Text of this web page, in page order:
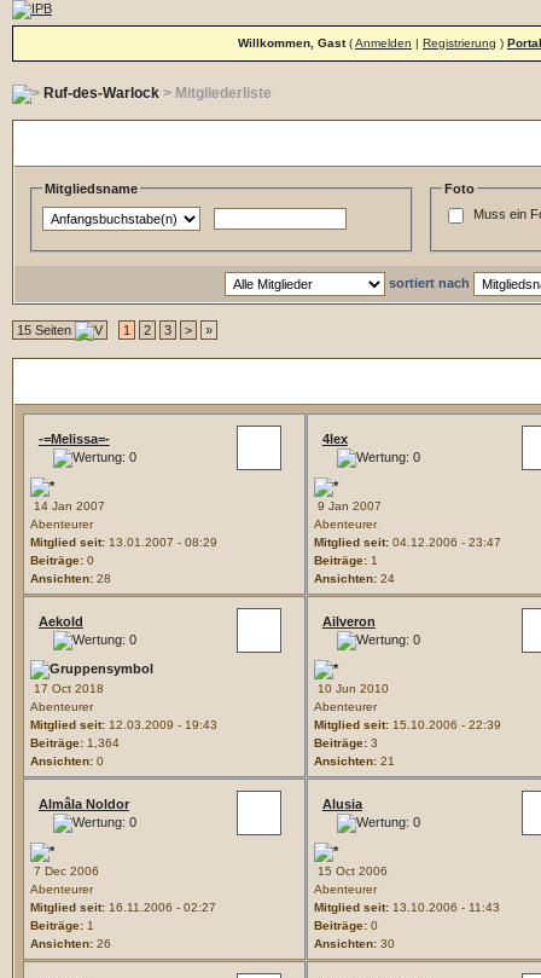
Willkommen, Gast(Anmelden | Registrierung ) Portal
Ruf-des-Warlock> Mitgliederliste
Mitgliedsname
Foto
Muss ein
sortiert nach
15 Seiten 1 2 3 > »
-=Melissa=-
14 Jan 2007
Abenteurer
Mitglied seit:13.01.2007 - 08:29
Beiträge:0
Ansichten:28
4lex
9 Jan 2007
Abenteurer
Mitglied seit:04.12.2006 - 23:47
Beiträge:1
Ansichten:24
Aekold
17 Oct 2018
Abenteurer
Mitglied seit:12.03.2009 - 19:43
Beiträge:1,364
Ansichten:0
Ailveron
10 Jun 2010
Abenteurer
Mitglied seit:15.10.2006 - 22:39
Beiträge:3
Ansichten:21
Almâla Noldor
7 Dec 2006
Abenteurer
Mitglied seit:16.11.2006 - 02:27
Beiträge:1
Ansichten:26
Alusia
15 Oct 2006
Abenteurer
Mitglied seit:13.10.2006 - 11:43
Beiträge:0
Ansichten:30